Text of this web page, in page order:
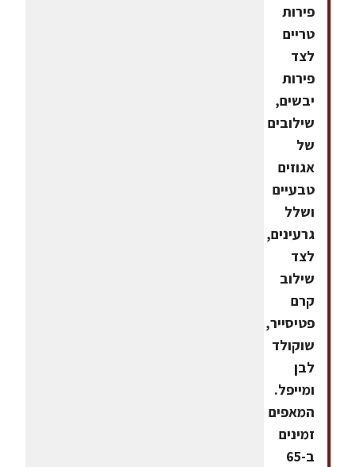
פירות
טריים
לצד
פירות
יבשים,
שילובים
של
אגוזים
טבעיים
ושלל
גרעינים,
לצד
שילוב
קרם
פטיסייר,
שוקולד
לבן
ומייפל.
המאפים
זמינים
ב-65